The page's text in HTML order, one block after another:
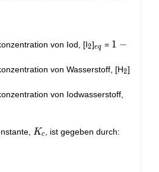
von Iod, [I_2
2]_{eq}
eq = 1
x
1 −
von Wasserstoff, [H_2
2]
von Iodwasserstoff,
K_c
Kc , ist gegeben durch: